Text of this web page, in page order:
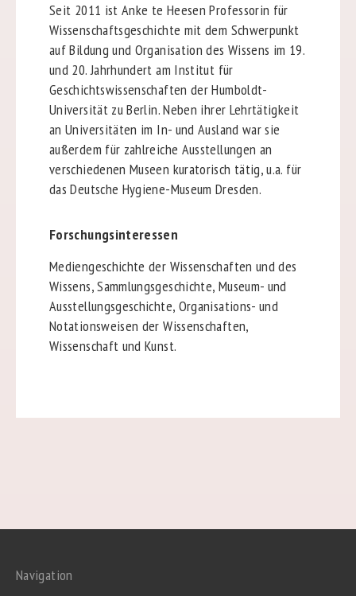
Seit 2011 ist Anke te Heesen Professorin für
Wissenschaftsgeschichte mit dem Schwerpunkt
auf Bildung und Organisation des Wissens im 19.
und 20. Jahrhundert am Institut für
Geschichtswissenschaften der Humboldt-
Universität zu Berlin. Neben ihrer Lehrtätigkeit
an Universitäten im In- und Ausland war sie
außerdem für zahlreiche Ausstellungen an
verschiedenen Museen kuratorisch tätig, u.a. für
das Deutsche Hygiene-Museum Dresden.
Forschungsinteressen
Mediengeschichte der Wissenschaften und des
Wissens, Sammlungsgeschichte, Museum- und
Ausstellungsgeschichte, Organisations- und
Notationsweisen der Wissenschaften,
Wissenschaft und Kunst.
Navigation